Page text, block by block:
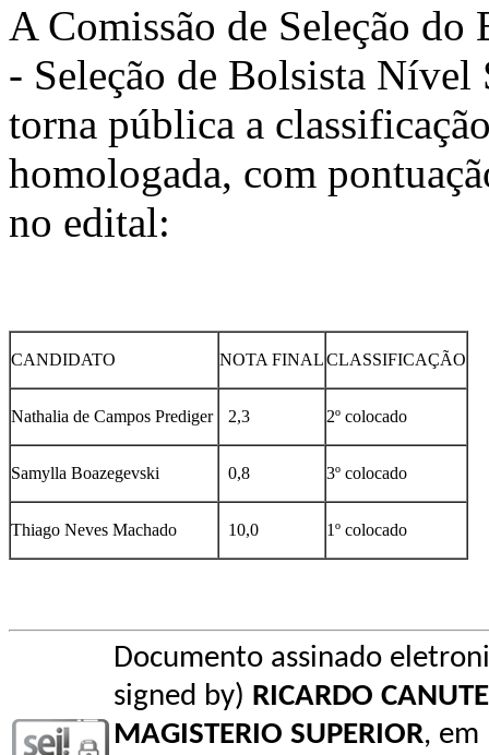
A Comissão de Seleção
- Seleção de Bolsista
torna pública a
homologada, com
no edital:
CANDIDATO NOTA FINALCLASSIFICAÇÃO
Nathalia de Campos Prediger 2,3 2º colocado
Samylla Boazegevski 0,8 3º colocado
Thiago Neves Machado 10,0 1º colocado
Documento assinado
signed by) RICARDO
MAGISTERIO SUPERIOR,